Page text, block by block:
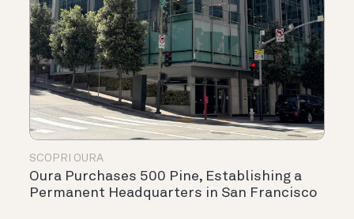
SCOPRI OURA
Oura Purchases 500 Pine, Establishing a
Permanent Headquarters in San Francisco